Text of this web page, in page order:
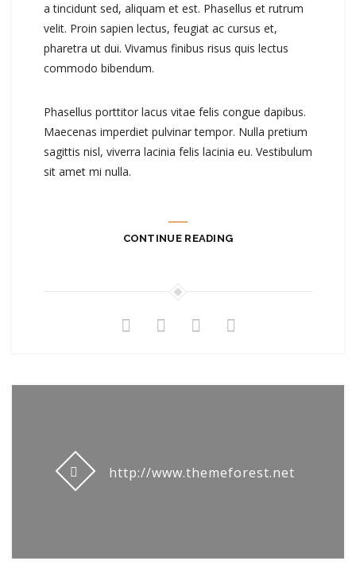
a tincidunt sed, aliquam et est. Phasellus et rutrum
velit. Proin sapien lectus, feugiat ac cursus et,
pharetra ut dui. Vivamus finibus risus quis lectus
commodo bibendum.
Phasellus porttitor lacus vitae felis congue dapibus.
Maecenas imperdiet pulvinar tempor. Nulla pretium
sagittis nisl, viverra lacinia felis lacinia eu. Vestibulum
sit amet mi nulla.
CONTINUE READING
http://www.themeforest.net